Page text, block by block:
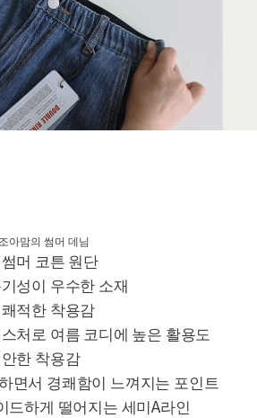
아맘의 썸머 데님
머 코튼 원단
성이 우수한 소재
적한 착용감
처로 여름 코디에 높은 활용도
한 착용감
면서 경쾌함이 느껴지는 포인트
드하게 떨어지는 세미A라인